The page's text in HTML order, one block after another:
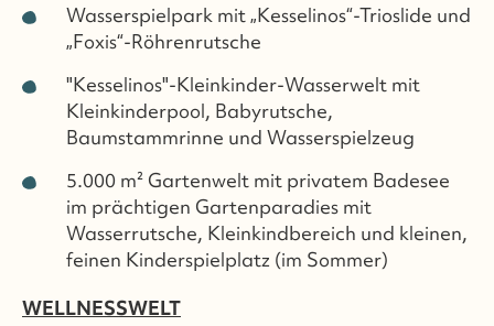
Wasserspielpark mit „Kesselinos“-Trioslide und
„Foxis“-Röhrenrutsche
"Kesselinos"-Kleinkinder-Wasserwelt mit
Kleinkinderpool, Babyrutsche,
Baumstammrinne und Wasserspielzeug
5.000 m² Gartenwelt mit privatem Badesee
im prächtigen Gartenparadies mit
Wasserrutsche, Kleinkindbereich und kleinen,
feinen Kinderspielplatz (im Sommer)
WELLNESSWELT